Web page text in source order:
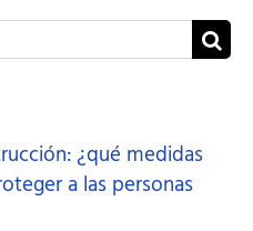
¿qué medidas
a las personas